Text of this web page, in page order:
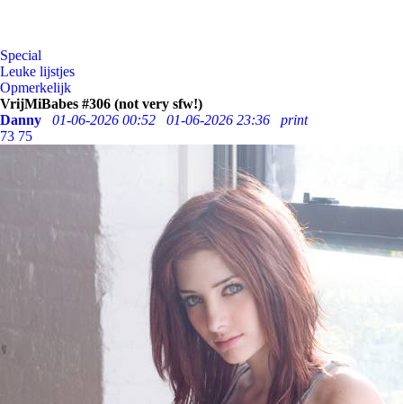
Special
Leuke lijstjes
Opmerkelijk
VrijMiBabes #306 (not very sfw!)
Danny
01-06-2026 00:52 01-06-2026 23:36
print
73 75